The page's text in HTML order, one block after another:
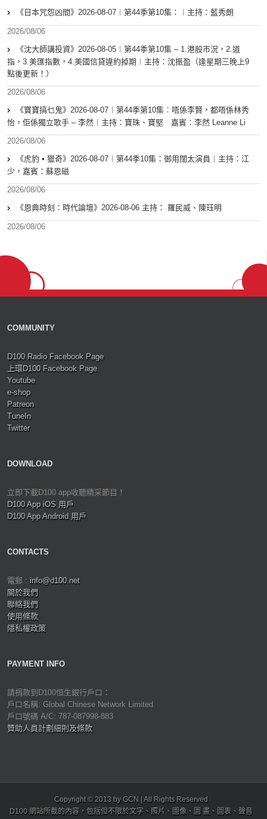
《日本咒怨凶間》2026-08-07︱第44季第10集：︱主持：藍秀朗
2026/08/06
《沈大師講投資》2026-08-05︱第44季第10集 – 1.港股市況，2.道
指，3.美匯指數，4.美國信貸違約掉期︱主持：沈振盈（逢星期三晚上9
點後更新！）
2026/08/06
《寶寶搞乜鬼》2026-08-07︱第44季第10集︰唔係李賢，都唔係林秀
怡，佢係獨立歌手 – 李然︱主持：寶珠、寶堅 嘉賓：李然 Leanne Li
2026/08/06
《虎豹 • 獵奇》2026-08-07︱第44季10集：御用闊太演員︱主持：江
少，嘉賓：蘇恩磁
2026/08/06
《恩典時刻：時代論壇》2026-08-06 主持： 羅民威、陳珏明
2026/08/06
COMMUNITY
D100 Radio Facebook Page
上環D100 Facebook Page
Youtube
e-shop
Patreon
TuneIn
Twitter
DOWNLOAD
立即下載D100 app收聽精采節目！
D100 App iOS 用戶
D100 App Android 用戶
CONTACTS
電郵 : info@d100.net
關於我們
聯絡我們
使用條款
隱私權政策
PAYMENT INFO
請捐款到D100恒生銀行戶口：
戶口名稱: Global Chinese Network Limited
戶口號碼 A/C: 787-087998-883
贊助人員計劃細則及條款
Copyright © 2013 by GCN | All Rights Reserved
D100 網站所載的內容，包括但不限於文字、照片、圖像、圖 畫、圖表、聲音